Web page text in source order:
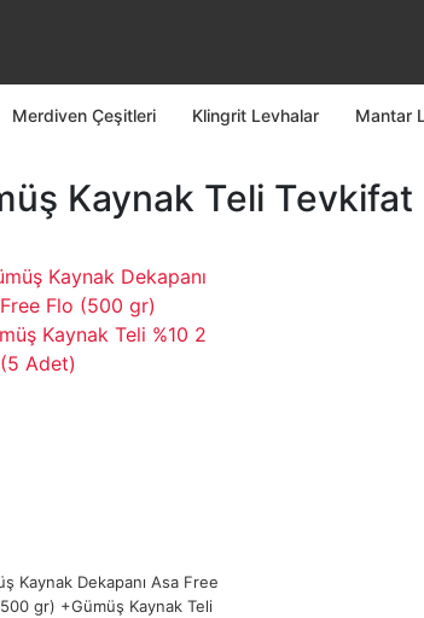
Merdiven Çeşitleri Klingrit Levhalar Mantar
Kaynak Teli Tevkifat
Kaynak Dekapanı Asa Free
gr) +Gümüş Kaynak Teli